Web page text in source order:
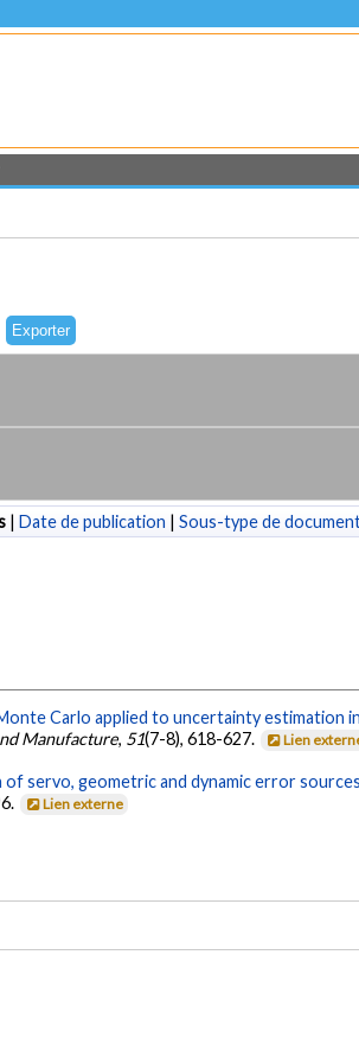
| Date de publication | Sous-type de
Carlo applied to uncertainty estimation
Manufacture, 51(7-8), 618-627. Lien
of servo, geometric and dynamic error
Lien externe